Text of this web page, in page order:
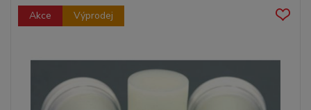
Akce Výprodej